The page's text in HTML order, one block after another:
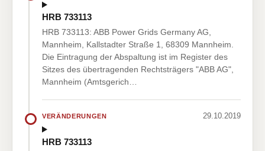
HRB 733113
HRB 733113: ABB Power Grids Germany AG,
Mannheim, Kallstadter Straße 1, 68309 Mannheim.
Die Eintragung der Abspaltung ist im Register des
Sitzes des übertragenden Rechtsträgers "ABB AG",
Mannheim (Amtsgerich…
VERÄNDERUNGEN 29.10.2019
HRB 733113